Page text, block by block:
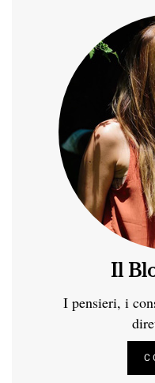
Il
I pensieri, i